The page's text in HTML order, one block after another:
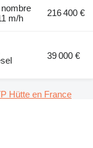
m/h
216 400 €
39 000 €
Hütte en France